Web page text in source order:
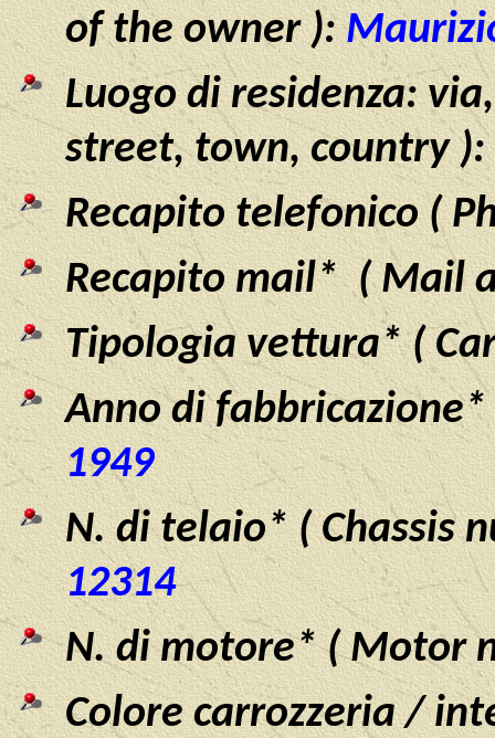
of the owner ):
Luogo di residenza:
street, town, country ):
Recapito telefonico (
Recapito mail* ( Mail
Tipologia vettura* (
Anno di
1949
N. di telaio* ( Chassis
12314
N. di motore* ( Motor
Colore carrozzeria /